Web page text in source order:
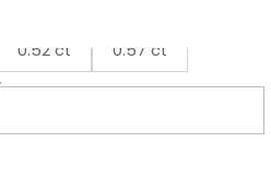
0.52 ct 0.57 ct